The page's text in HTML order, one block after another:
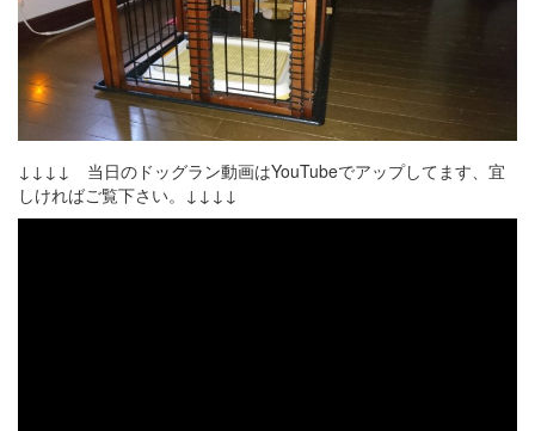
↓↓↓↓ 当日のドッグラン動画はYouTubeでアップしてます、宜
しければご覧下さい。↓↓↓↓